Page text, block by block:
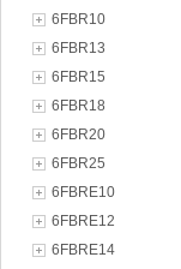
6FBR10
6FBR13
6FBR15
6FBR18
6FBR20
6FBR25
6FBRE10
6FBRE12
6FBRE14